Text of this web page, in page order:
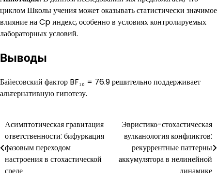
циклом Школы учения может оказывать статистически значимое
влияние на Cp индекс, особенно в условиях контролируемых
лабораторных условий.
Выводы
Байесовский фактор BF₁₀ = 76.9 решительно поддерживает
альтернативную гипотезу.
Навигация
по
записям
Асимптотическая гравитация
ответственности: бифуркация
фазовым переходом
настроения в стохастической
среде
Эвристико-стохастическая
вулканология конфликтов:
рекуррентные паттерны
аккумулятора в нелинейной
динамике